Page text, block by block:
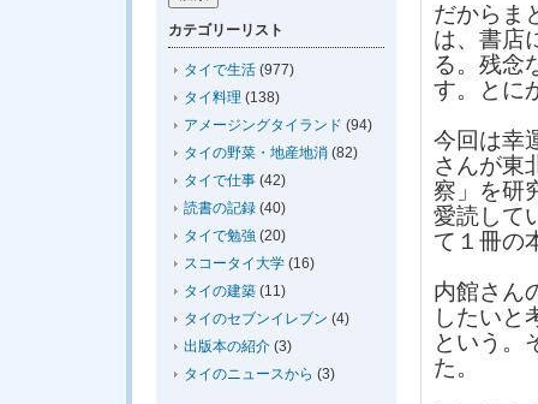
だからま
は、書店
る。残念
す。とに
今回は幸
さんが東
察」を研
愛読して
て１冊の
内館さん
したいと
という。
た。
カテゴリーリスト
タイで生活 (977)
タイ料理 (138)
アメージングタイランド (94)
タイの野菜・地産地消 (82)
タイで仕事 (42)
読書の記録 (40)
タイで勉強 (20)
スコータイ大学 (16)
タイの建築 (11)
タイのセブンイレブン (4)
出版本の紹介 (3)
タイのニュースから (3)